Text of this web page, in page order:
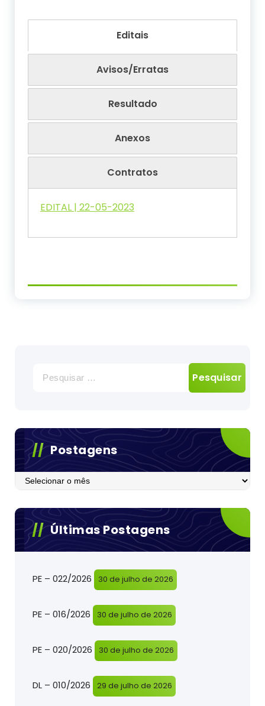
Editais
Avisos/Erratas
Resultado
Anexos
Contratos
EDITAL | 22-05-2023
por:
Postagens
Postagens
Últimas Postagens
PE – 022/2026 30 de julho de 2026
PE – 016/2026 30 de julho de 2026
PE – 020/2026 30 de julho de 2026
DL – 010/2026 29 de julho de 2026